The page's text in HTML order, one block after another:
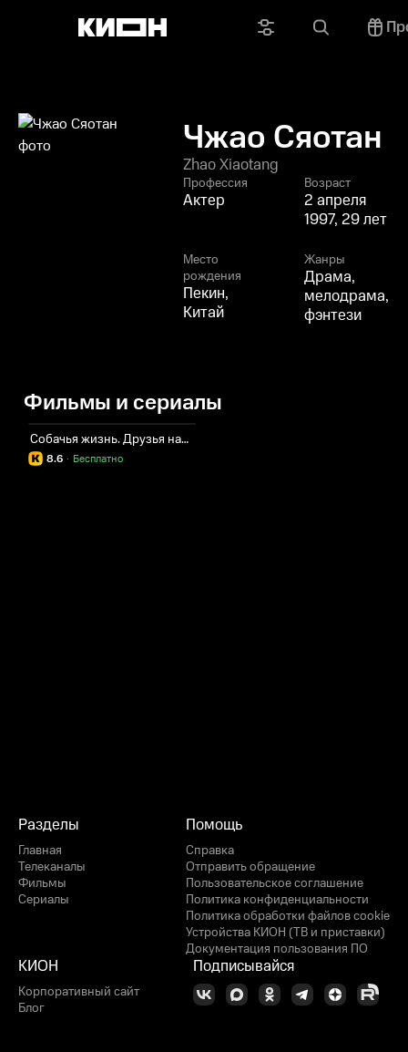
Чжао Сяотан
Zhao Xiaotang
Профессия
Актер
Возраст
2 апреля
1997, 29 лет
Место
рождения
Пекин,
Китай
Жанры
Драма,
мелодрама,
фэнтези
Фильмы и сериалы
Собачья жизнь. Друзья навек
8.6 Бесплатно
·
Разделы
Главная
Телеканалы
Фильмы
Сериалы
Помощь
Справка
Отправить обращение
Пользовательское соглашение
Политика конфиденциальности
Политика обработки файлов cookie
Устройства КИОН (ТВ и приставки)
Документация пользования ПО
КИОН
Корпоративный сайт
Блог
Подписывайся